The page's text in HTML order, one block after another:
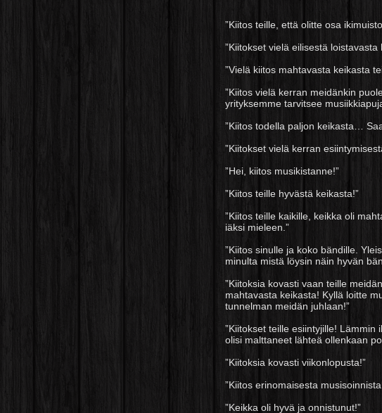
”Kiitos teille, että olitte osa
”Kiitokset vielä eilisestä loistavasta
”Vielä kiitos mahtavasta keikasta
”Kiitos vielä kerran meidänkin
yrityksemme tarvitsee
”Kiitos todella paljon keikasta…
”Kiitokset vielä kerran
”Hei, kiitos musikistanne!”
”Kiitos teille hyvästä keikasta!”
”Kiitos teille kaikille, keikka oli
iäksi mieleen.”
”Kiitos sinulle ja koko bändille.
minulta mistä löysin näin hyvän
”Kiitoksia kovasti vaan teille
mahtavasta keikasta! Kyllä loitte
tunnelman meidän juhlaan!”
”Kiitokset teille esiintyjille!
olisi malttaneet lähteä ollenkaan
”Kiitoksia kovasti viikonlopusta!”
”Kiitos erinomaisesta
”Keikka oli hyvä ja onnistunut!”